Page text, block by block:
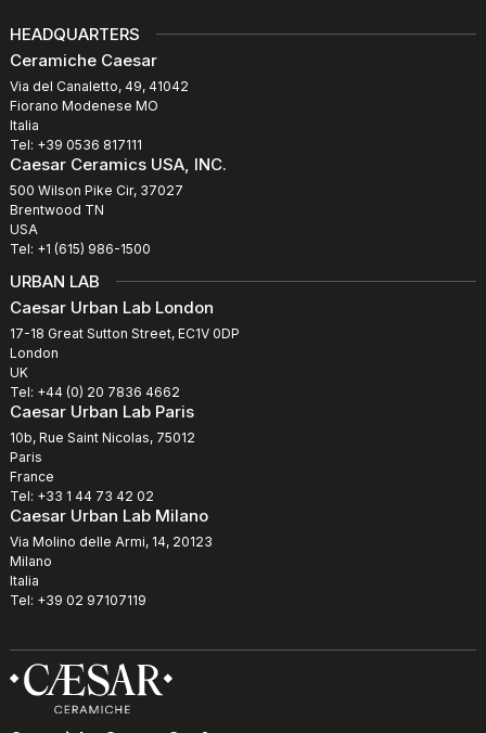
HEADQUARTERS
Ceramiche Caesar
Via del Canaletto, 49, 41042
Fiorano Modenese MO
Italia
Tel: +39 0536 817111
Caesar Ceramics USA, INC.
500 Wilson Pike Cir, 37027
Brentwood TN
USA
Tel: +1 (615) 986-1500
URBAN LAB
Caesar Urban Lab London
17-18 Great Sutton Street, EC1V 0DP
London
UK
Tel: +44 (0) 20 7836 4662
Caesar Urban Lab Paris
10b, Rue Saint Nicolas, 75012
Paris
France
Tel: +33 1 44 73 42 02
Caesar Urban Lab Milano
Via Molino delle Armi, 14, 20123
Milano
Italia
Tel: +39 02 97107119